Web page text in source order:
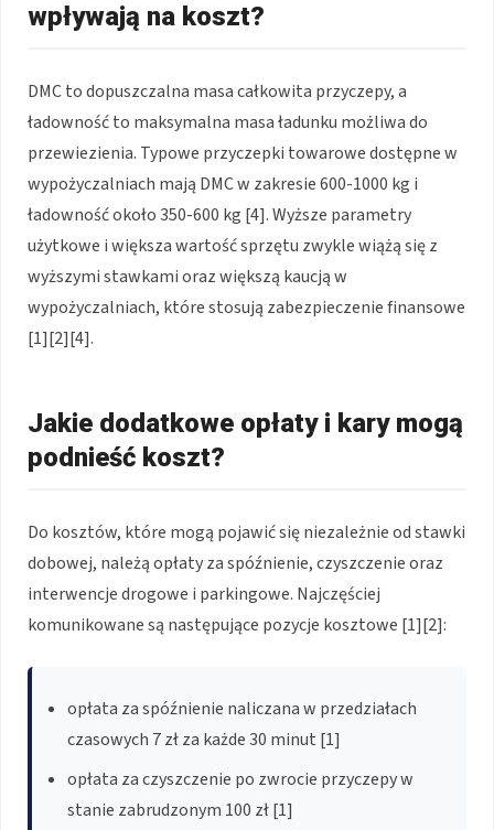
wpływają na koszt?
DMC to dopuszczalna masa całkowita przyczepy, a
ładowność to maksymalna masa ładunku możliwa do
przewiezienia. Typowe przyczepki towarowe dostępne w
wypożyczalniach mają DMC w zakresie 600-1000 kg i
ładowność około 350-600 kg [4]. Wyższe parametry
użytkowe i większa wartość sprzętu zwykle wiążą się z
wyższymi stawkami oraz większą kaucją w
wypożyczalniach, które stosują zabezpieczenie finansowe
[1][2][4].
Jakie dodatkowe opłaty i kary mogą
podnieść koszt?
Do kosztów, które mogą pojawić się niezależnie od stawki
dobowej, należą opłaty za spóźnienie, czyszczenie oraz
interwencje drogowe i parkingowe. Najczęściej
komunikowane są następujące pozycje kosztowe [1][2]:
opłata za spóźnienie naliczana w przedziałach
czasowych 7 zł za każde 30 minut [1]
opłata za czyszczenie po zwrocie przyczepy w
stanie zabrudzonym 100 zł [1]